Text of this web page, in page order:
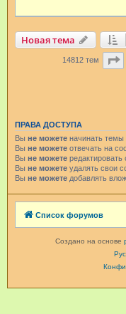
Новая тема
14812 тем
ПРАВА ДОСТУПА
Вы не можете начинать темы
Вы не можете отвечать на
Вы не можете
Вы не можете удалять свои
Вы не можете добавлять
Список форумов
Создано на основе